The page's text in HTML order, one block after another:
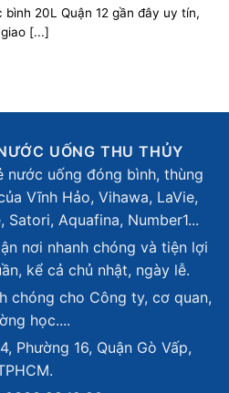
bình 20L Quận 12 gần đây uy tín,
giao [...]
UỐNG THU THỦY
nước uống đóng bình, thùng
Vĩnh Hảo, Vihawa, LaVie,
Satori, Aquafina, Number1...
nơi nhanh chóng và tiện lợi
kể cả chủ nhật, ngày lễ.
chóng cho Công ty, cơ quan,
học....
Phường 16, Quận Gò Vấp,